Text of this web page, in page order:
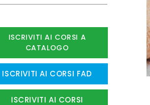
ISCRIVITI AI CORSI A
CATALOGO
ISCRIVITI AI CORSI FAD
ISCRIVITI AI CORSI